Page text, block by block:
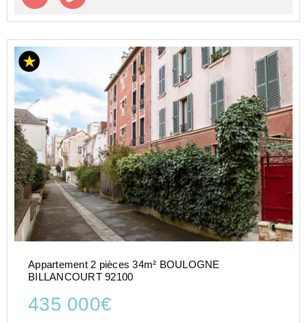
Appartement 2 pièces 34m² BOULOGNE
BILLANCOURT 92100
435 000€